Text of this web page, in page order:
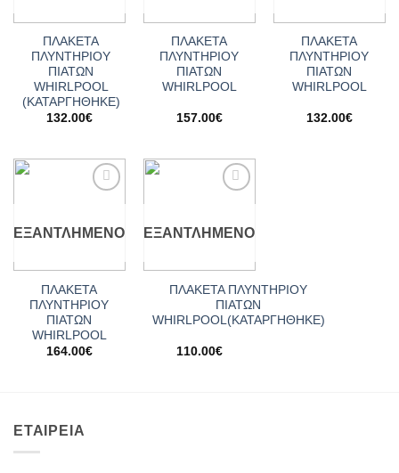
ΠΛΑΚΕΤΑ
ΠΛΥΝΤΗΡΙΟΥ
ΠΙΑΤΩΝ
WHIRLPOOL
(ΚΑΤΑΡΓΗΘΗΚΕ)
132.00€
ΠΛΑΚΕΤΑ
ΠΛΥΝΤΗΡΙΟΥ
ΠΙΑΤΩΝ
WHIRLPOOL
157.00€
ΠΛΑΚΕΤΑ
ΠΛΥΝΤΗΡΙΟΥ
ΠΙΑΤΩΝ
WHIRLPOOL
132.00€
ΕΞΑΝΤΛΗΜΈΝΟ
ΠΛΑΚΕΤΑ
ΠΛΥΝΤΗΡΙΟΥ
ΠΙΑΤΩΝ
WHIRLPOOL
164.00€
ΕΞΑΝΤΛΗΜΈΝΟ
ΠΛΑΚΕΤΑ ΠΛΥΝΤΗΡΙΟΥ
ΠΙΑΤΩΝ
WHIRLPOOL(ΚΑΤΑΡΓΗΘΗΚΕ)
110.00€
ΕΤΑΙΡΕΙΑ